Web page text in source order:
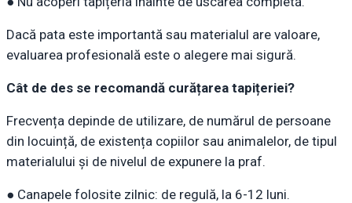
Dacă pata este importantă sau materialul are valoare,
evaluarea profesională este o alegere mai sigură.
Cât de des se recomandă curățarea tapițeriei?
Frecvența depinde de utilizare, de numărul de persoane
din locuință, de existența copiilor sau animalelor, de tipul
materialului și de nivelul de expunere la praf.
● Canapele folosite zilnic: de regulă, la 6-12 luni.